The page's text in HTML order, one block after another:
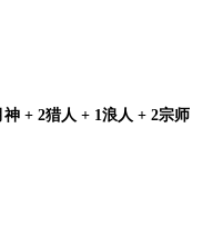
+ 2猎人 + 1浪人 + 2宗师